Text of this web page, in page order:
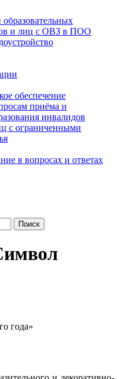
и лиц с ОВЗ в ПОО
обеспечение
приёма и
инвалидов
с ограниченными
в вопросах и ответах
года»